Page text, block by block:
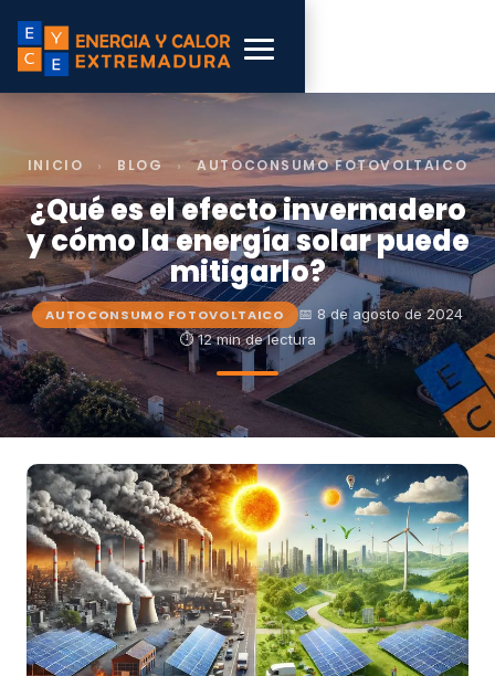
INICIO › BLOG › AUTOCONSUMO FOTOVOLTAICO
¿Qué es el efecto invernadero
y cómo la energía solar puede
mitigarlo?
AUTOCONSUMO FOTOVOLTAICO
📅 8 de agosto de 2024
⏱ 12 min de lectura